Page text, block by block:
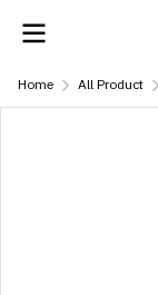
Home All Product